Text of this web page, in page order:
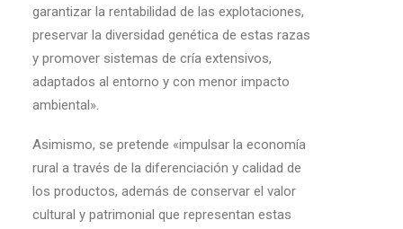
garantizar la rentabilidad de las explotaciones,
preservar la diversidad genética de estas razas
y promover sistemas de cría extensivos,
adaptados al entorno y con menor impacto
ambiental».
Asimismo, se pretende «impulsar la economía
rural a través de la diferenciación y calidad de
los productos, además de conservar el valor
cultural y patrimonial que representan estas